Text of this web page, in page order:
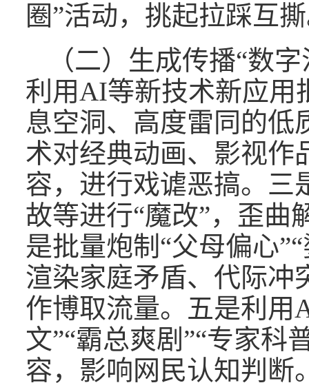
圈”活动，挑起拉踩互
（二）生成传播“数
利用AI等新技术新应用
息空洞、高度雷同的低
术对经典动画、影视作
容，进行戏谑恶搞。三
故等进行“魔改”，歪曲
是批量炮制“父母偏心
渲染家庭矛盾、代际冲
作博取流量。五是利用
文”“霸总爽剧”“专家科
容，影响网民认知判断